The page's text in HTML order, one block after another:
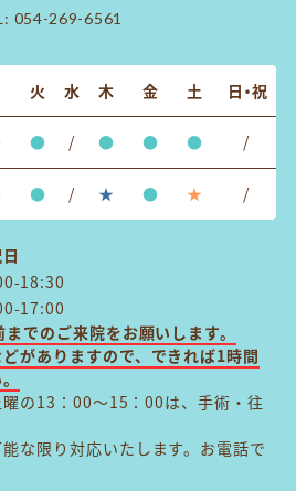
054-269-6561
火 水 木 金 土 日・祝
● / ● ● ● /
● / ★ ● ★ /
18:30
17:00
でのご来院をお願いします。
がありますので、できれば1時間
の13：00～15：00は、手術・往
な限り対応いたします。お電話で